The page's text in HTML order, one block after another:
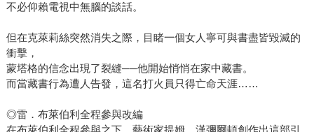
不必仰賴電視中無腦的談話。
但在克萊莉絲突然消失之際，目睹一個女人寧可與書盡皆毀滅的
衝擊，
蒙塔格的信念出現了裂縫──他開始悄悄在家中藏書。
而當藏書行為遭人告發，這名打火員只得亡命天涯……
◎雷．布萊伯利全程參與改編
在布萊伯利全程參與之下，藝術家提姆．漢彌爾頓創作出這部引